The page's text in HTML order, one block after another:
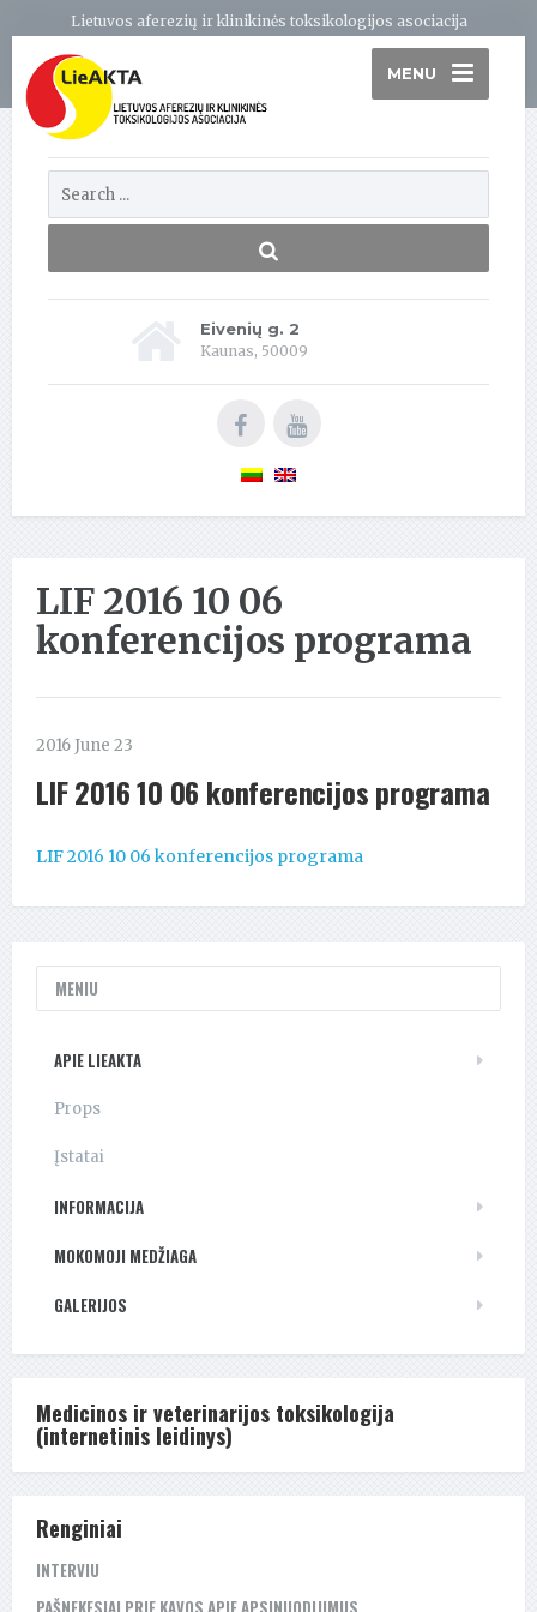
Lietuvos aferezių ir klinikinės toksikologijos asociacija
MENU
Eivenių g. 2
Kaunas, 50009
LIF 2016 10 06
konferencijos programa
2016 June 23
LIF 2016 10 06 konferencijos programa
LIF 2016 10 06 konferencijos programa
MENIU
APIE LIEAKTA
Props
Įstatai
INFORMACIJA
MOKOMOJI MEDŽIAGA
GALERIJOS
Medicinos ir veterinarijos toksikologija
(internetinis leidinys)
Renginiai
INTERVIU